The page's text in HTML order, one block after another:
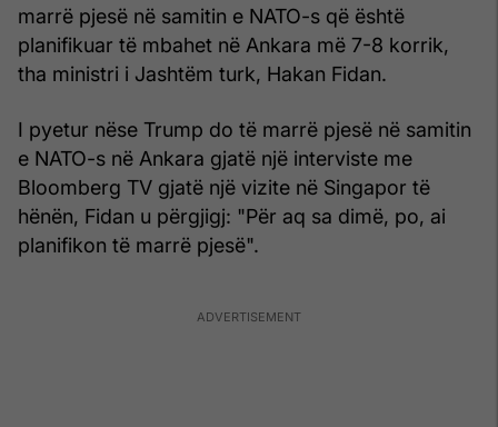
marrë pjesë në samitin e NATO-s që është
planifikuar të mbahet në Ankara më 7-8 korrik,
tha ministri i Jashtëm turk, Hakan Fidan.
I pyetur nëse Trump do të marrë pjesë në samitin
e NATO-s në Ankara gjatë një interviste me
Bloomberg TV gjatë një vizite në Singapor të
hënën, Fidan u përgjigj: "Për aq sa dimë, po, ai
planifikon të marrë pjesë".